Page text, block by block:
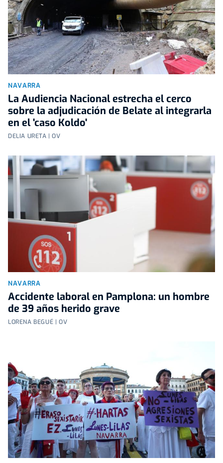
NAVARRA
La Audiencia Nacional estrecha el cerco
sobre la adjudicación de Belate al integrarla
en el 'caso Koldo'
DELIA URETA | OV
NAVARRA
Accidente laboral en Pamplona: un hombre
de 39 años herido grave
LORENA BEGUÉ | OV